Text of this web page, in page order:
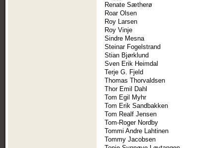
Renate Sætherø
Roar Olsen
Roy Larsen
Roy Vinje
Sindre Mesna
Steinar Fogelstrand
Stian Bjørklund
Sven Erik Heimdal
Terje G. Fjeld
Thomas Thorvaldsen
Thor Emil Dahl
Tom Egil Myhr
Tom Erik Sandbakken
Tom Realf Jensen
Tom-Roger Nordby
Tommi Andre Lahtinen
Tommy Jacobsen